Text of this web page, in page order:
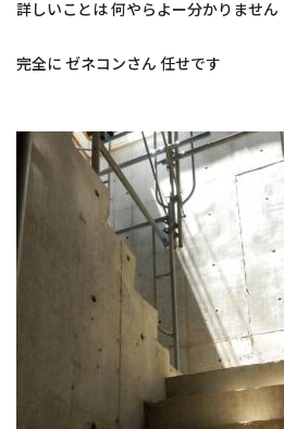
詳しいことは 何やらよー分かりません
完全に ゼネコンさん 任せです